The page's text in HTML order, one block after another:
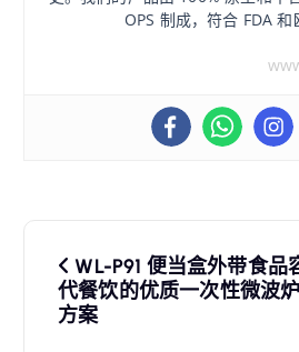
OPS 制成，符合 FDA 和
章
导
WL-P91 便当盒外带食品
代餐饮的优质一次性微波
方案